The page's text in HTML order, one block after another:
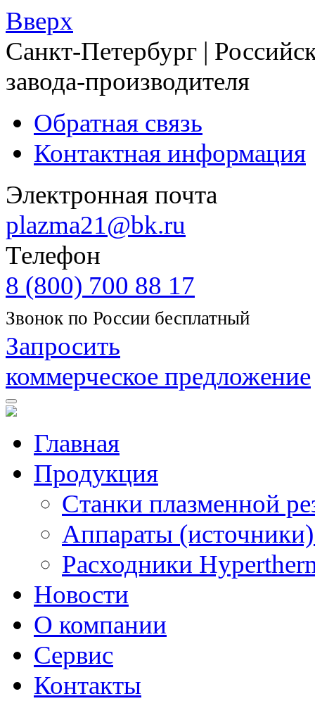
Вверх
Санкт-Петербург |
завода-производителя
Обратная связь
Контактная информация
Электронная почта
plazma21@bk.ru
Телефон
8 (800) 700 88 17
Звонок по России бесплатный
Запросить
коммерческое предложение
Главная
Продукция
Станки плазменной
Аппараты
Расходники
Новости
О компании
Сервис
Контакты